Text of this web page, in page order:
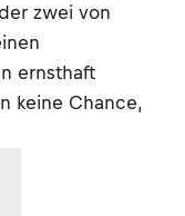
zwei von
ernsthaft
keine Chance,